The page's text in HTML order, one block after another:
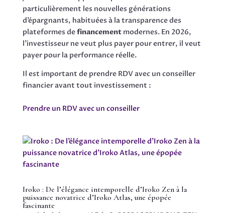
particulièrement les nouvelles générations
d’épargnants, habituées à la transparence des
plateformes definancementmodernes. En 2026,
l’investisseur ne veut plus payer pour entrer, il veut
payer pour la performance réelle.
Il est important de prendre RDV avec un conseiller
financier avant tout investissement :
Prendre un RDV avec un conseiller
Iroko : De l’élégance intemporelle d’Iroko Zen à la
puissance novatrice d’Iroko Atlas, une épopée
fascinante